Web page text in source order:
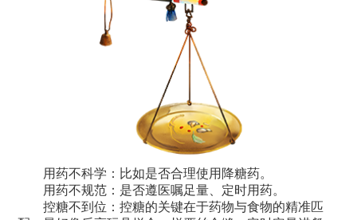
用药不科学：比如是否合理使用降糖药。
用药不规范：是否遵医嘱足量、定时用药。
控糖不到位：控糖的关键在于药物与食物的精准匹